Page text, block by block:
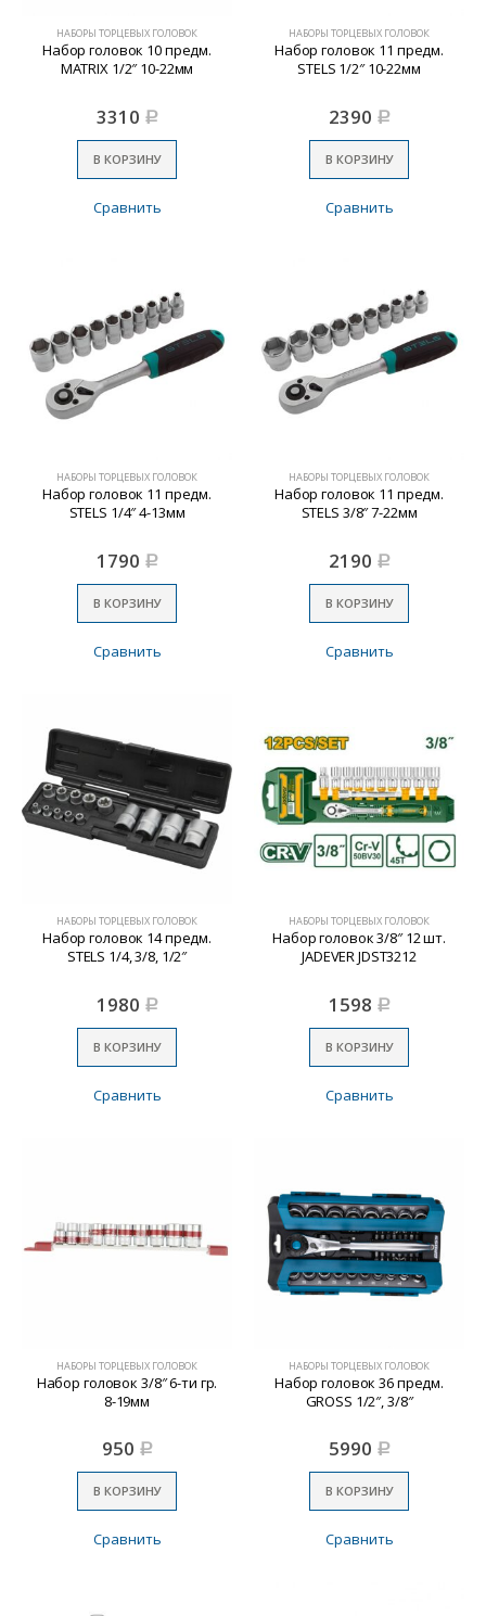
НАБОРЫ ТОРЦЕВЫХ ГОЛОВОК
Набор головок 10 предм.
MATRIX 1/2″ 10-22мм
3310 Р
В КОРЗИНУ
Сравнить
НАБОРЫ ТОРЦЕВЫХ ГОЛОВОК
Набор головок 11 предм.
STELS 1/2″ 10-22мм
2390 Р
В КОРЗИНУ
Сравнить
НАБОРЫ ТОРЦЕВЫХ ГОЛОВОК
Набор головок 11 предм.
STELS 1/4″ 4-13мм
1790 Р
В КОРЗИНУ
Сравнить
НАБОРЫ ТОРЦЕВЫХ ГОЛОВОК
Набор головок 11 предм.
STELS 3/8″ 7-22мм
2190 Р
В КОРЗИНУ
Сравнить
НАБОРЫ ТОРЦЕВЫХ ГОЛОВОК
Набор головок 14 предм.
STELS 1/4, 3/8, 1/2″
1980 Р
В КОРЗИНУ
Сравнить
НАБОРЫ ТОРЦЕВЫХ ГОЛОВОК
Набор головок 3/8″ 12 шт.
JADEVER JDST3212
1598 Р
В КОРЗИНУ
Сравнить
НАБОРЫ ТОРЦЕВЫХ ГОЛОВОК
Набор головок 3/8″ 6-ти гр.
8-19мм
950 Р
В КОРЗИНУ
Сравнить
НАБОРЫ ТОРЦЕВЫХ ГОЛОВОК
Набор головок 36 предм.
GROSS 1/2″, 3/8″
5990 Р
В КОРЗИНУ
Сравнить